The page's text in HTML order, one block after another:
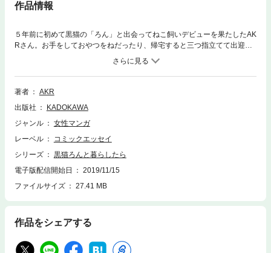
作品情報
５年前に初めて黒猫の「ろん」と出会ってねこ飼いデビューを果たしたAK
Rさん。お手をしておやつをねだったり、帰宅すると三つ指立てて出迎え
てくれたり、かぶりものをかぶってリラックスしたり。クールなイメージ
のある黒猫だけど、ろんはとびきり人懐こくてとびきり可愛い男の子で
す。そんなろんとAKRさんのゆる～い日常をつづったコミックエッセイ、
「名前の由来」「保護ねこ希望」「ろん親戚と出会う」など本邦初公開の
著者
AKR
出版社
KADOKAWA
ジャンル
女性マンガ
レーベル
コミックエッセイ
シリーズ
黒猫ろんと暮らしたら
電子版配信開始日
2019/11/15
ファイルサイズ
27.41 MB
作品をシェアする